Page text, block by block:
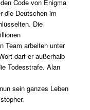
Code von Enigma
die Deutschen im
Die
Team arbeiten unter
darf er außerhalb
Todesstrafe. Alan
sein ganzes Leben